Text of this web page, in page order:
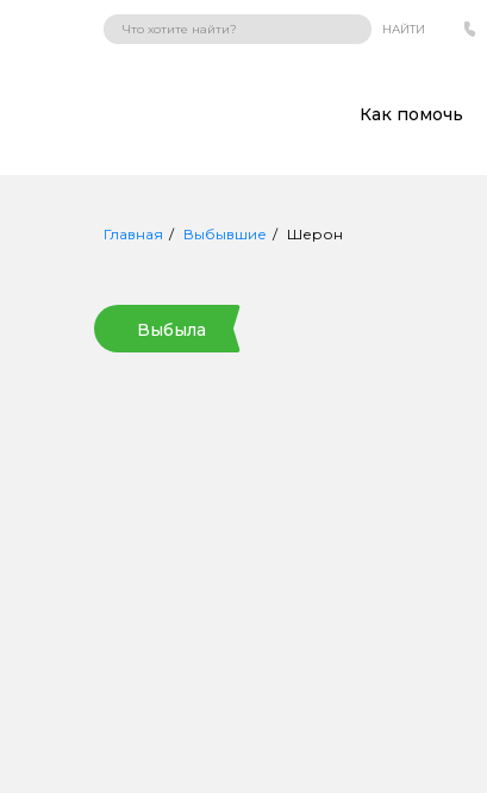
НАЙТИ
Как помочь
Главная Выбывшие Шерон
Выбыла